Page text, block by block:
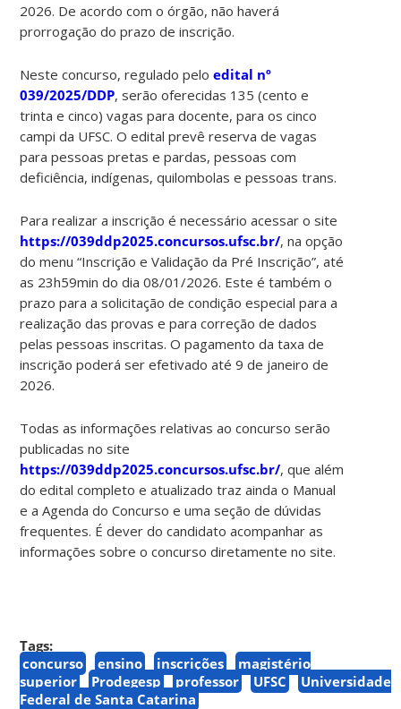
2026. De acordo com o órgão, não haverá
prorrogação do prazo de inscrição.
Neste concurso, regulado peloedital nº
039/2025/DDP, serão oferecidas 135 (cento e
trinta e cinco) vagas para docente, para os cinco
campi da UFSC. O edital prevê reserva de vagas
para pessoas pretas e pardas, pessoas com
deficiência, indígenas, quilombolas e pessoas trans.
Para realizar a inscrição é necessário acessar o site
https://039ddp2025.concursos.ufsc.br/, na opção
do menu “Inscrição e Validação da Pré Inscrição”, até
as 23h59min do dia 08/01/2026. Este é também o
prazo para a solicitação de condição especial para a
realização das provas e para correção de dados
pelas pessoas inscritas. O pagamento da taxa de
inscrição poderá ser efetivado até 9 de janeiro de
2026.
Todas as informações relativas ao concurso serão
publicadas no site
https://039ddp2025.concursos.ufsc.br/, que além
do edital completo e atualizado traz ainda o Manual
e a Agenda do Concurso e uma seção de dúvidas
frequentes. É dever do candidato acompanhar as
informações sobre o concurso diretamente no site.
Tags:
concurso
ensino inscrições
magistério
superior
Prodegesp professor UFSC
Universidade
Federal de Santa Catarina